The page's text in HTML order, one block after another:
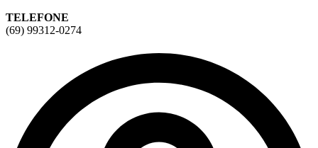
TELEFONE
(69) 99312-0274